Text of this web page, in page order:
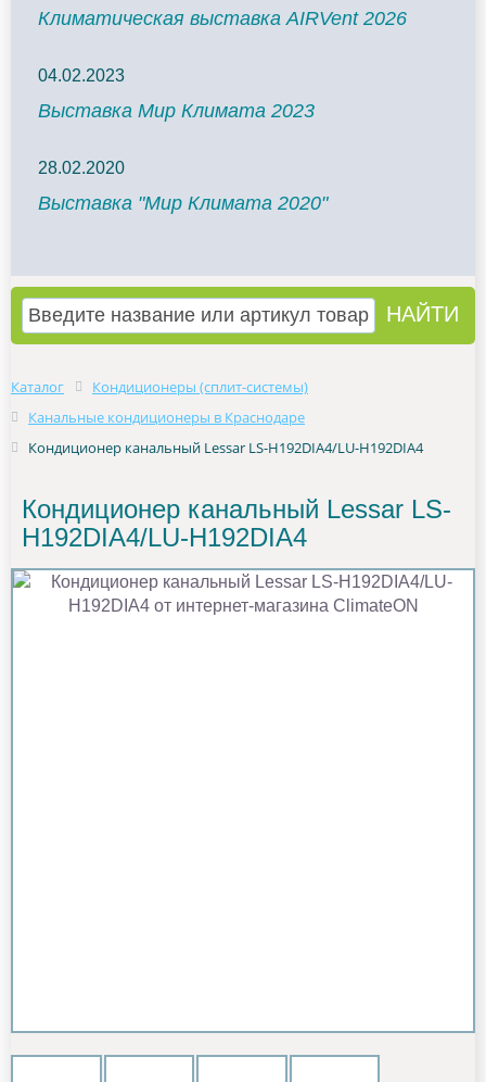
Климатическая выставка AIRVent 2026
04.02.2023
Выставка Мир Климата 2023
28.02.2020
Выставка "Мир Климата 2020"
Каталог
Кондиционеры (сплит-системы)
Канальные кондиционеры в Краснодаре
Кондиционер канальный Lessar LS-H192DIA4/LU-H192DIA4
Кондиционер канальный Lessar LS-
H192DIA4/LU-H192DIA4